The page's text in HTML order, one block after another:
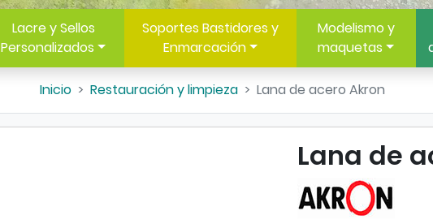
Lacre y Sellos
Personalizados
Soportes Bastidores y
Enmarcación
Modelismo y
maquetas
Inicio Restauración y limpieza Lana de acero Akron
Lana de